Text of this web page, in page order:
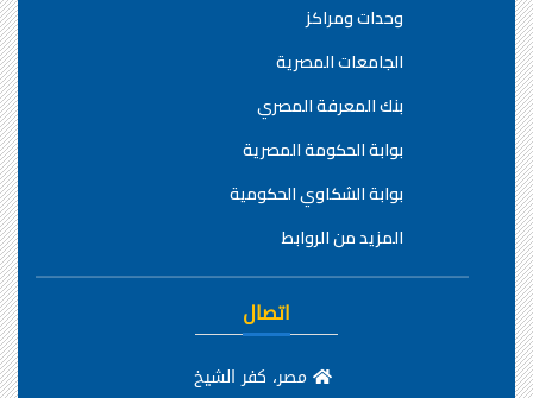
وحدات ومراكز
الجامعات المصرية
بنك المعرفة المصري
بوابة الحكومة المصرية
بوابة الشكاوي الحكومية
المزيد من الروابط
اتصال
مصر، كفر الشيخ